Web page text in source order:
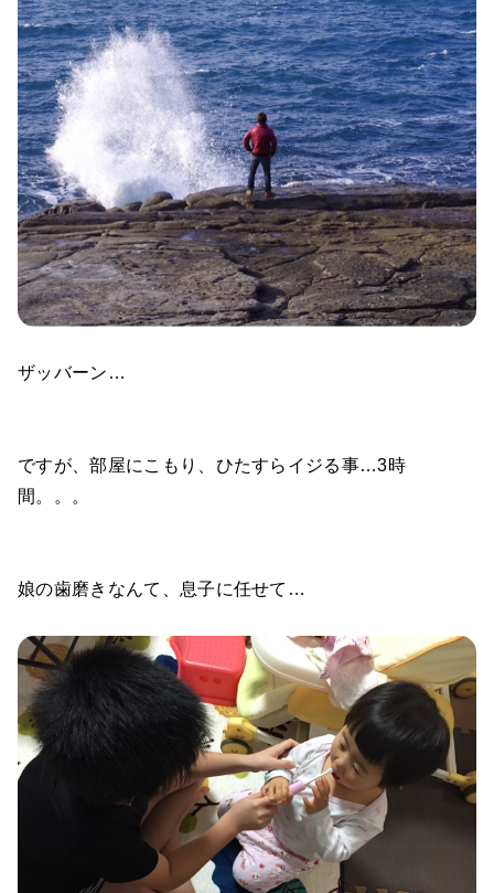
ザッバーン…
ですが、部屋にこもり、ひたすらイジる事…3時
間。。。
娘の歯磨きなんて、息子に任せて…